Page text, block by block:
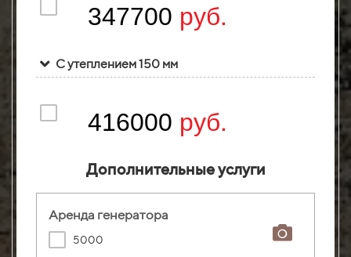
347700 руб.
С утеплением 150 мм
416000 руб.
Дополнительные услуги
Аренда генератора
5000